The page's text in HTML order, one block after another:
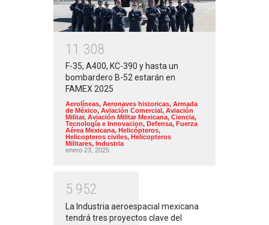
1 1 308
F-35, A400, KC-390 y hasta un
bombardero B-52 estarán en
FAMEX 2025
Aerolíneas, Aeronaves historicas, Armada
de México, Aviación Comercial, Aviación
Militar, Aviación Militar Mexicana, Ciencia,
Tecnología e Innovacion, Defensa, Fuerza
Aérea Mexicana, Helicópteros,
Helicopteros civiles, Helicopteros
Militares, Industria
enero 23, 2025
5 952
La Industria aeroespacial mexicana
tendrá tres proyectos clave del